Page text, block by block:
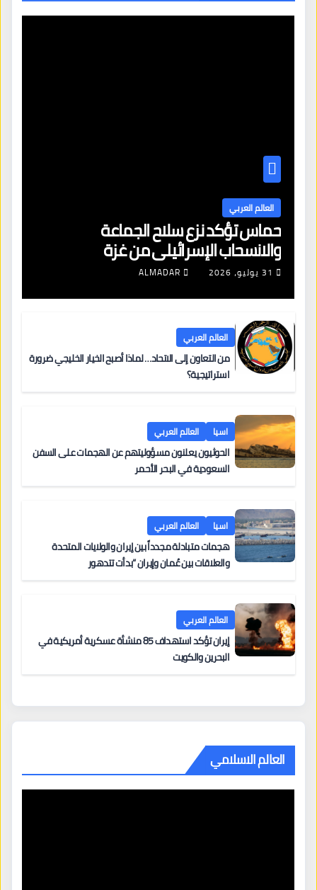
العالم العربي
حماس تؤكد نزع سلاح الجماعة
والانسحاب الإسرائيلي من غزة
31 يوليو، 2026 ALMADAR
العالم العربي
من التعاون إلى الاتحاد… لماذا أصبح الخيار الخليجي ضرورة
استراتيجية؟
اسيا العالم العربي
الحوثيون يعلنون مسؤوليتهم عن الهجمات على السفن
السعودية في البحر الأحمر
اسيا العالم العربي
هجمات متبادلة مجدداً بين إيران والولايات المتحدة
والعلاقات بين عُمان وإيران “بدأت تتدهور
العالم العربي
إيران تؤكد استهداف 85 منشأة عسكرية أمريكية في
البحرين والكويت
العالم الاسلامي